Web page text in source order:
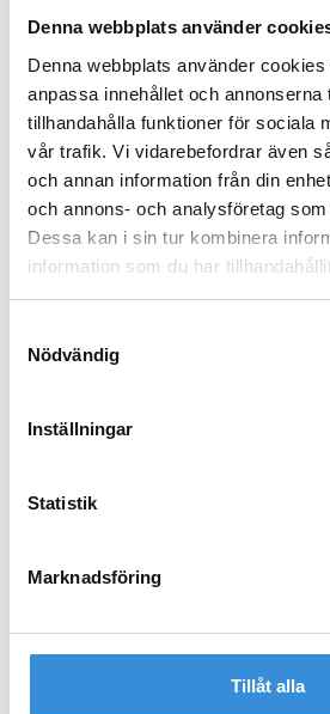
Denna webbplats använder
Denna webbplats använder
anpassa innehållet och annonserna
tillhandahålla funktioner för sociala
vår trafik. Vi vidarebefordrar även
och annan information från din
och annons- och analysföretag
Dessa kan i sin tur kombinera
information som du har
samlat in när du har använt deras
Nödvändig
Inställningar
Statistik
Marknadsföring
Tillåt alla
Beställningsvara
SOFFA - SVANTE
Fler
SOFFA
Beställningsvara
41.300 kr